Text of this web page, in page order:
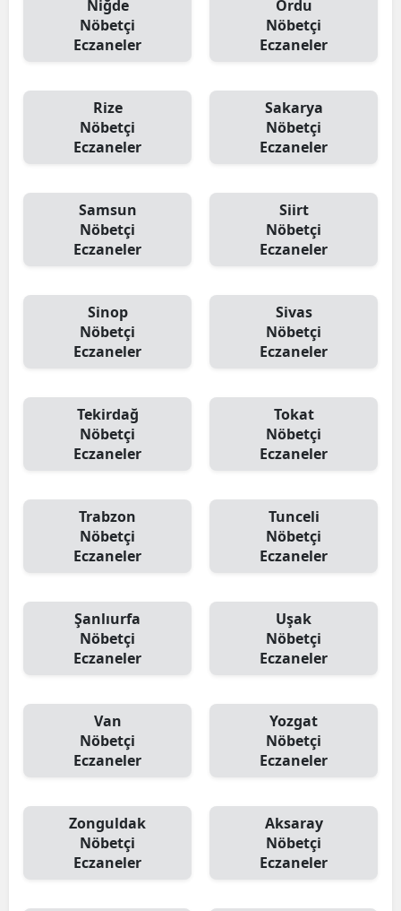
Niğde
Nöbetçi
Eczaneler
Ordu
Nöbetçi
Eczaneler
Rize
Nöbetçi
Eczaneler
Sakarya
Nöbetçi
Eczaneler
Samsun
Nöbetçi
Eczaneler
Siirt
Nöbetçi
Eczaneler
Sinop
Nöbetçi
Eczaneler
Sivas
Nöbetçi
Eczaneler
Tekirdağ
Nöbetçi
Eczaneler
Tokat
Nöbetçi
Eczaneler
Trabzon
Nöbetçi
Eczaneler
Tunceli
Nöbetçi
Eczaneler
Şanlıurfa
Nöbetçi
Eczaneler
Uşak
Nöbetçi
Eczaneler
Van
Nöbetçi
Eczaneler
Yozgat
Nöbetçi
Eczaneler
Zonguldak
Nöbetçi
Eczaneler
Aksaray
Nöbetçi
Eczaneler